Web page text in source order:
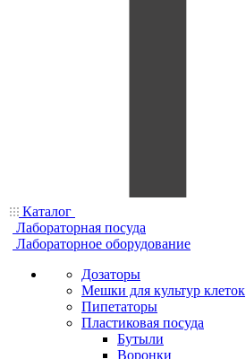
Каталог
Лабораторная посуда
Лабораторное оборудование
Дозаторы
Мешки для культур клеток
Пипетаторы
Пластиковая посуда
Бутыли
Воронки